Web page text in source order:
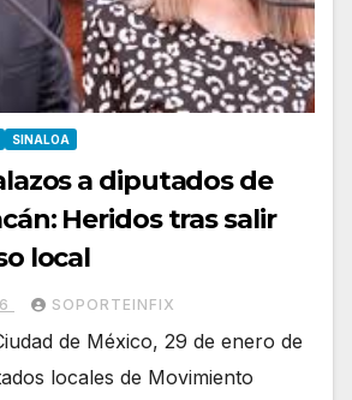
SINALOA
a diputados de
Heridos tras salir
local
SOPORTEINFIX
de México, 29 de enero de
locales de Movimiento